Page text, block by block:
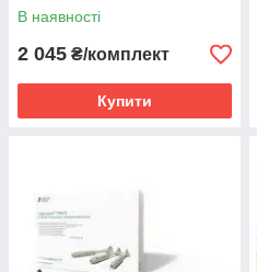
В наявності
2 045 ₴/комплект
Купити